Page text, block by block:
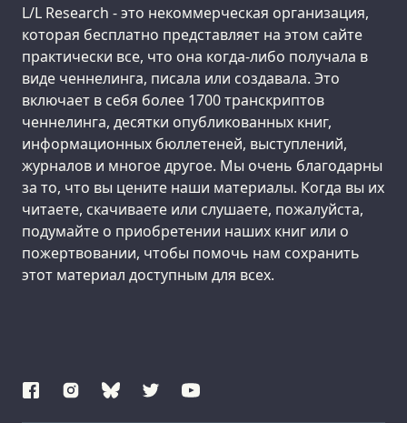
Support us:
L/L Research - это некоммерческая организация,
которая бесплатно представляет на этом сайте
практически все, что она когда-либо получала в
виде ченнелинга, писала или создавала. Это
включает в себя более 1700 транскриптов
ченнелинга, десятки опубликованных книг,
информационных бюллетеней, выступлений,
журналов и многое другое. Мы очень благодарны
за то, что вы цените наши материалы. Когда вы их
читаете, скачиваете или слушаете, пожалуйста,
подумайте о приобретении наших книг или о
пожертвовании, чтобы помочь нам сохранить
этот материал доступным для всех.